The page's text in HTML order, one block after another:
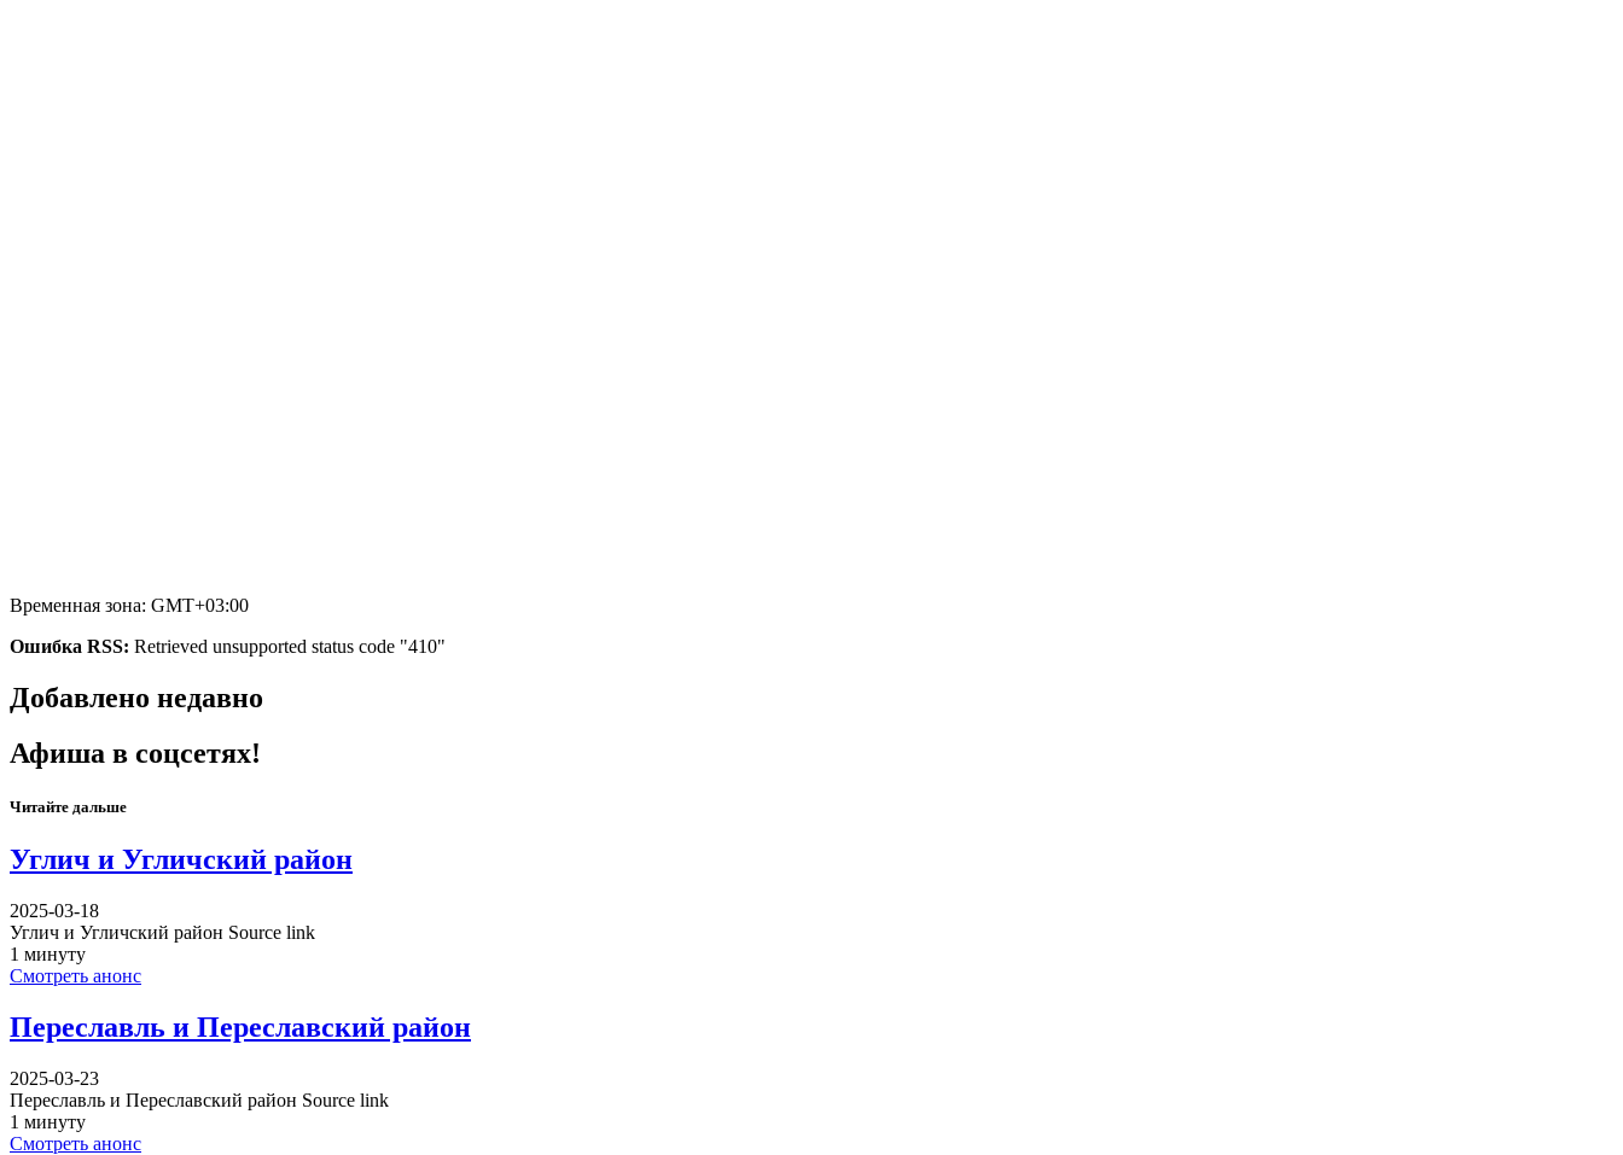
Временная зона: GMT+03:00
Ошибка RSS: Retrieved unsupported status code "410"
Добавлено недавно
Афиша в соцсетях!
Читайте дальше
Углич и Угличский район
2025-03-18
Углич и Угличский район Source link
1 минуту
Смотреть анонс
Переславль и Переславский район
2025-03-23
Переславль и Переславский район Source link
1 минуту
Смотреть анонс